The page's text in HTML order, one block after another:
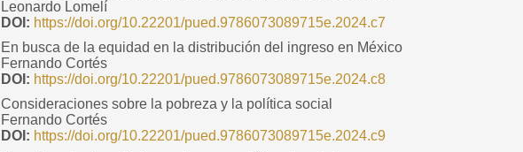
Leonardo Lomelí
DOI: https://doi.org/10.22201/pued.9786073089715e.2024.c7
En busca de la equidad en la distribución del ingreso en México
Fernando Cortés
DOI: https://doi.org/10.22201/pued.9786073089715e.2024.c8
Consideraciones sobre la pobreza y la política social
Fernando Cortés
DOI: https://doi.org/10.22201/pued.9786073089715e.2024.c9